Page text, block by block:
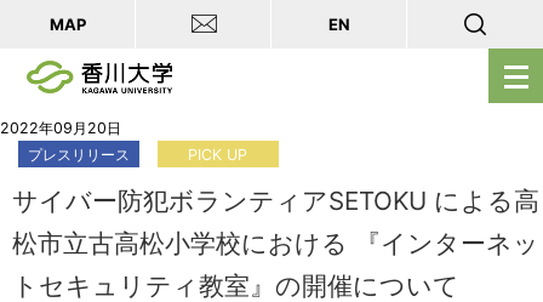
メ
ニ
を
開
く
MAP EN
2022年09月20日
プレスリリース
PICK UP
サイバー防犯ボランティアSETOKU による高
松市立古高松小学校における 『インターネッ
トセキュリティ教室』の開催について